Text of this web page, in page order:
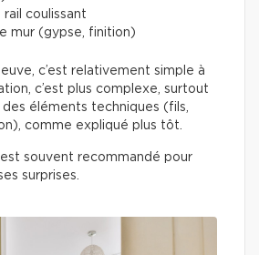
coulissant
mur (gypse, finition)
c’est relativement simple à
c’est plus complexe, surtout
éléments techniques (fils,
comme expliqué plus tôt.
souvent recommandé pour
surprises.